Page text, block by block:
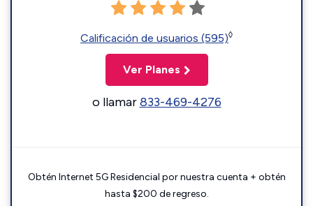
Calificación de usuarios (595)◊
Ver Planes
o llamar833-469-4276
Obtén Internet 5G Residencial por nuestra cuenta + obtén
hasta $200 de regreso.